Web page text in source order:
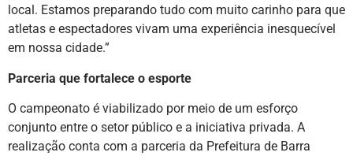
local. Estamos preparando tudo com muito carinho para que
atletas e espectadores vivam uma experiência inesquecível
em nossa cidade.”
Parceria que fortalece o esporte
O campeonato é viabilizado por meio de um esforço
conjunto entre o setor público e a iniciativa privada. A
realização conta com a parceria da Prefeitura de Barra